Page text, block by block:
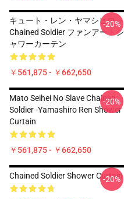
キュート・レン・ヤマシヒロ ・
Chained Soldier ファンアートシ
ャワーカーテン
￥561,875 - ￥662,650
-20%
Mato Seihei No Slave Chained
Soldier -Yamashiro Ren Shower
Curtain
￥561,875 - ￥662,650
-20%
Chained Soldier Shower Curtain
-20%